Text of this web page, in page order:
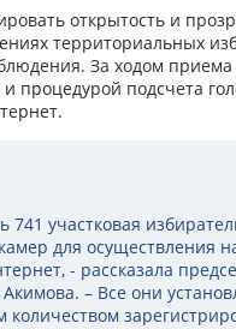
открытость и
территориальных
За ходом приема
процедурой подсчета
741 участковая
для осуществления
- рассказала
– Все они